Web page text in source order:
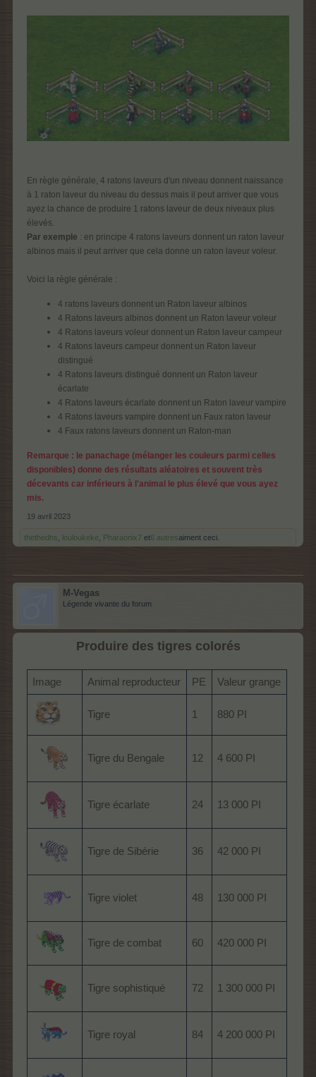
En règle générale, 4 ratons laveurs d'un niveau donnent naissance
à 1 raton laveur du niveau du dessus mais il peut arriver que vous
ayez la chance de produire 1 ratons laveur de deux niveaux plus
élevés.
Par exemple : en principe 4 ratons laveurs donnent un raton laveur
albinos mais il peut arriver que cela donne un raton laveur voleur.
Voici la règle générale :
4 ratons laveurs donnent un Raton laveur albinos
4 Ratons laveurs albinos donnent un Raton laveur voleur
4 Ratons laveurs voleur donnent un Raton laveur campeur
4 Ratons laveurs campeur donnent un Raton laveur
distingué
4 Ratons laveurs distingué donnent un Raton laveur
écarlate
4 Ratons laveurs écarlate donnent un Raton laveur vampire
4 Ratons laveurs vampire donnent un Faux raton laveur
4 Faux ratons laveurs donnent un Raton-man
Remarque : le panachage (mélanger les couleurs parmi celles
disponibles) donne des résultats aléatoires et souvent très
décevants car inférieurs à l'animal le plus élevé que vous ayez
mis.
19 avril 2023
thethedhs louloukeke Pharaonix7 et6 autresaiment ceci.
M-Vegas
Légende vivante du forum
Produire des tigres colorés
Image Animal reproducteur PE Valeur grange
Tigre 1 880 PI
Tigre du Bengale 12 4 600 PI
Tigre écarlate 24 13 000 PI
Tigre de Sibérie 36 42 000 PI
Tigre violet 48 130 000 PI
Tigre de combat 60 420 000 PI
Tigre sophistiqué 72 1 300 000 PI
Tigre royal 84 4 200 000 PI